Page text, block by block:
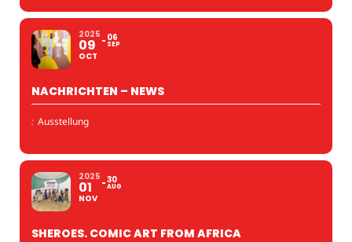
2025
09
OCT
06
SEP
NACHRICHTEN – NEWS
: Ausstellung
2025
01
NOV
30
AUG
SHEROES. COMIC ART FROM AFRICA